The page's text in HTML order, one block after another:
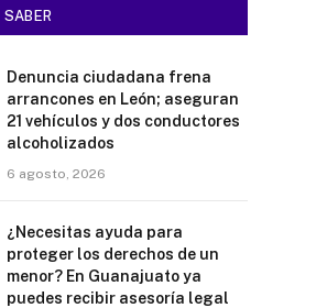
SABER
Denuncia ciudadana frena
arrancones en León; aseguran
21 vehículos y dos conductores
alcoholizados
6 agosto, 2026
¿Necesitas ayuda para
proteger los derechos de un
menor? En Guanajuato ya
puedes recibir asesoría legal